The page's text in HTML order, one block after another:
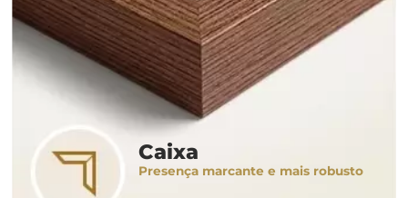
Caixa
Presença marcante e mais robusto